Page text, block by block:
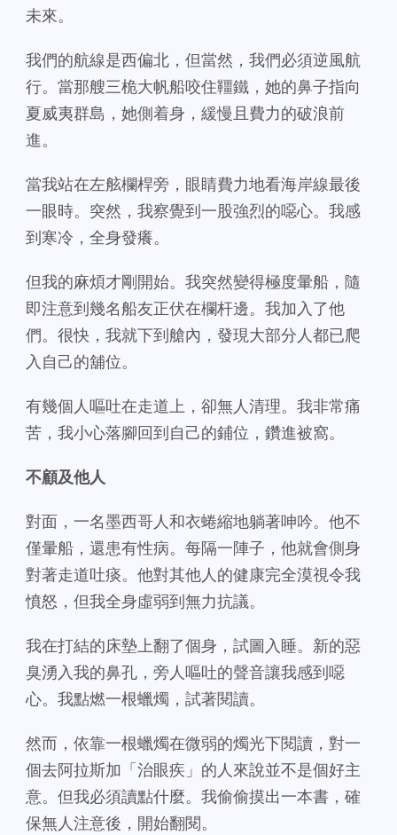
未來。
我們的航線是西偏北，但當然，我們必須逆風航
行。當那艘三桅大帆船咬住韁鐵，她的鼻子指向
夏威夷群島，她側着身，緩慢且費力的破浪前
進。
當我站在左舷欄桿旁，眼睛費力地看海岸線最後
一眼時。突然，我察覺到一股強烈的噁心。我感
到寒冷，全身發癢。
但我的麻煩才剛開始。我突然變得極度暈船，隨
即注意到幾名船友正伏在欄杆邊。我加入了他
們。很快，我就下到艙內，發現大部分人都已爬
入自己的舖位。
有幾個人嘔吐在走道上，卻無人清理。我非常痛
苦，我小心落腳回到自己的鋪位，鑽進被窩。
不顧及他人
對面，一名墨西哥人和衣蜷縮地躺著呻吟。他不
僅暈船，還患有性病。每隔一陣子，他就會側身
對著走道吐痰。他對其他人的健康完全漠視令我
憤怒，但我全身虛弱到無力抗議。
我在打結的床墊上翻了個身，試圖入睡。新的惡
臭湧入我的鼻孔，旁人嘔吐的聲音讓我感到噁
心。我點燃一根蠟燭，試著閱讀。
然而，依靠一根蠟燭在微弱的燭光下閱讀，對一
個去阿拉斯加「治眼疾」的人來說並不是個好主
意。但我必須讀點什麼。我偷偷摸出一本書，確
保無人注意後，開始翻閱。